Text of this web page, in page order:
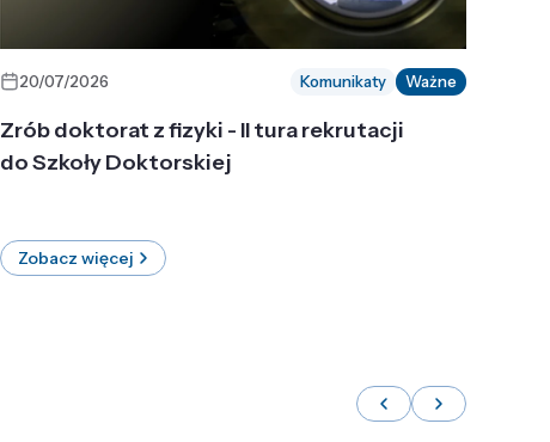
20/07/2026 Komunikaty Ważne
Zrób doktorat z fizyki - II tura rekrutacji
do Szkoły Doktorskiej
Zobacz więcej